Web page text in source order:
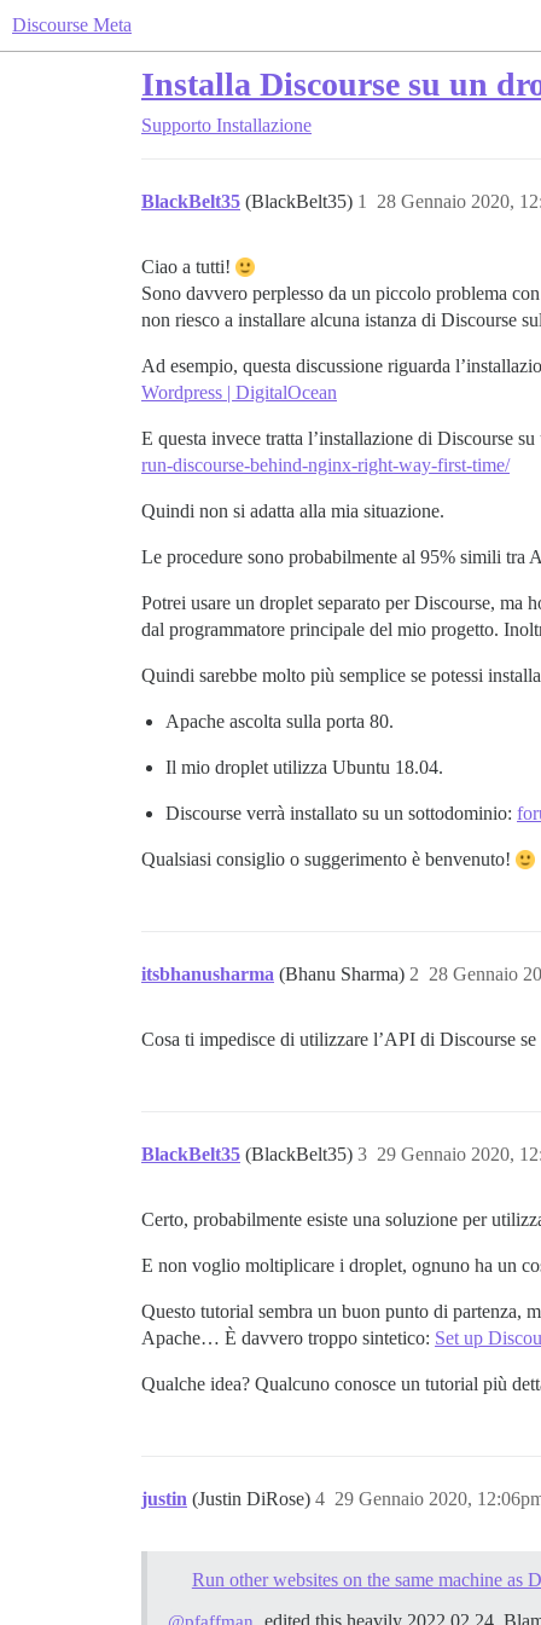
Discourse Meta
Installa Discourse su un
Supporto Installazione
BlackBelt35 (BlackBelt35) 28 Gennaio 2020,
1
Ciao a tutti!
Sono davvero perplesso da un piccolo problema
non riesco a installare alcuna istanza di Discourse
Ad esempio, questa discussione riguarda
Wordpress | DigitalOcean
E questa invece tratta l’installazione di Discourse
run-discourse-behind-nginx-right-way-first-time/
Quindi non si adatta alla mia situazione.
Le procedure sono probabilmente al 95% simili tra
Potrei usare un droplet separato per Discourse, ma
dal programmatore principale del mio progetto.
Quindi sarebbe molto più semplice se potessi
Apache ascolta sulla porta 80.
Il mio droplet utilizza Ubuntu 18.04.
Discourse verrà installato su un sottodominio:
Qualsiasi consiglio o suggerimento è benvenuto!
itsbhanusharma (Bhanu Sharma) 28 Gennaio
2
Cosa ti impedisce di utilizzare l’API di Discourse se
BlackBelt35 (BlackBelt35) 29 Gennaio 2020,
3
Certo, probabilmente esiste una soluzione per
E non voglio moltiplicare i droplet, ognuno ha un
Questo tutorial sembra un buon punto di partenza,
Apache… È davvero troppo sintetico: Set up
Qualche idea? Qualcuno conosce un tutorial più
justin (Justin DiRose) 29 Gennaio 2020,
4
Run other websites on the same machine as
@pfaffman edited this heavily 2022.02.24.